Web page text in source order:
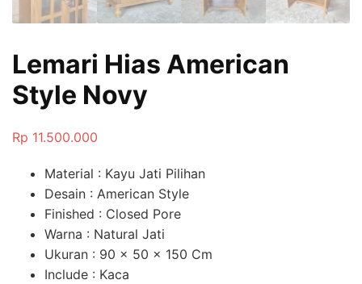
Lemari Hias American
Style Novy
Rp 11.500.000
Material : Kayu Jati Pilihan
Desain : American Style
Finished : Closed Pore
Warna : Natural Jati
Ukuran : 90 x 50 x 150 Cm
Include : Kaca